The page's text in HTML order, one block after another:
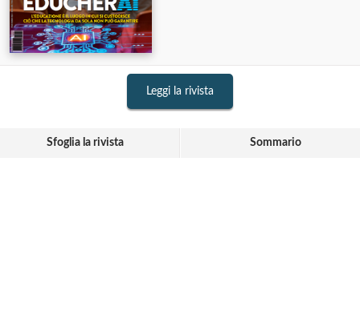
Leggi la rivista
Sfoglia la rivista Sommario